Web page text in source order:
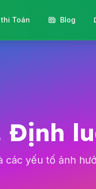
Toán Blog
Định
các yếu tố ảnh